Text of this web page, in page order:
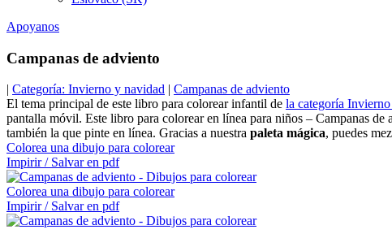
Apoyanos
Campanas de adviento
| Categoría: Invierno y navidad | Campanas de adviento
El tema principal de este libro para colorear infantil de la categoría
pantalla móvil. Este libro para colorear en línea para niños – Campanas
también la que pinte en línea. Gracias a nuestra paleta mágica, puedes
Colorea una dibujo para colorear
Impirir / Salvar en pdf
Colorea una dibujo para colorear
Impirir / Salvar en pdf